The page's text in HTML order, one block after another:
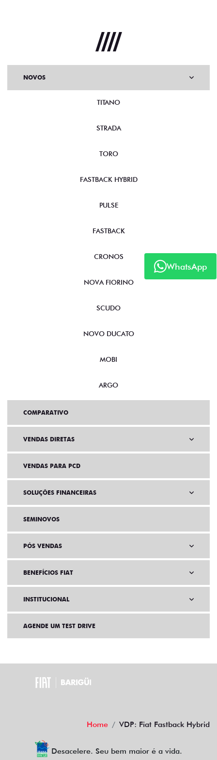
WhatsApp
NOVOS
TITANO
STRADA
TORO
FASTBACK HYBRID
PULSE
FASTBACK
CRONOS
NOVA FIORINO
SCUDO
NOVO DUCATO
MOBI
ARGO
COMPARATIVO
VENDAS DIRETAS
VENDAS PARA PCD
SOLUÇÕES FINANCEIRAS
SEMINOVOS
PÓS VENDAS
BENEFÍCIOS FIAT
INSTITUCIONAL
AGENDE UM TEST DRIVE
Home VDP: Fiat Fastback Hybrid
Desacelere. Seu bem maior é a vida.